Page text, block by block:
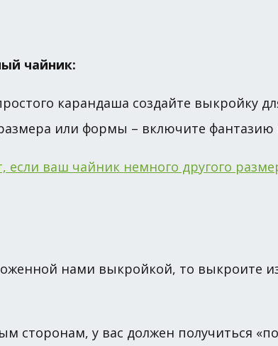
чайник:
карандаша создайте выкройку
или формы – включите
нами выкройкой, то выкроите
сторонам, у вас должен получиться